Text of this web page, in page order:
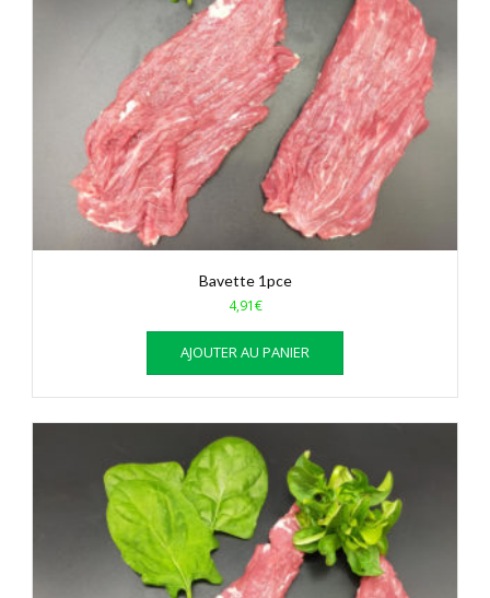
Bavette 1pce
4,91€
AJOUTER AU PANIER